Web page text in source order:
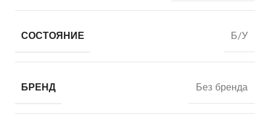
СОСТОЯНИЕ Б/У
БРЕНД Без бренда